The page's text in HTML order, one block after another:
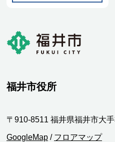
福井市役所
〒910-8511 福井県福井市大
GoogleMap / フロアマップ